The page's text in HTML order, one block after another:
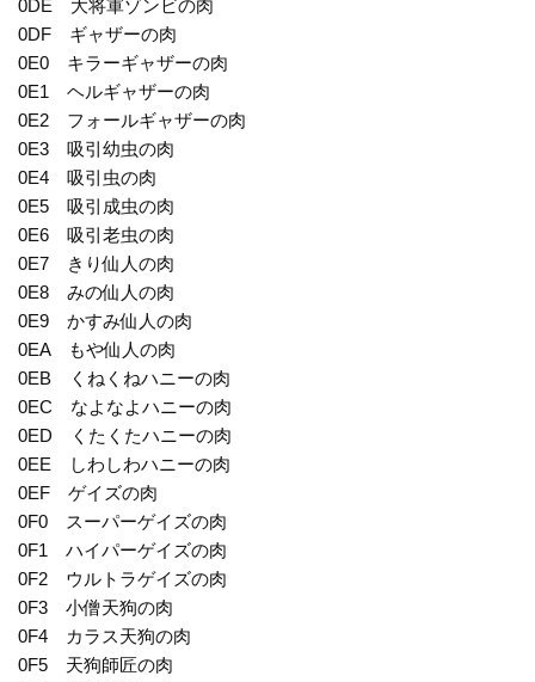
0DE 大将軍ゾンビの肉
0DF ギャザーの肉
0E0 キラーギャザーの肉
0E1 ヘルギャザーの肉
0E2 フォールギャザーの肉
0E3 吸引幼虫の肉
0E4 吸引虫の肉
0E5 吸引成虫の肉
0E6 吸引老虫の肉
0E7 きり仙人の肉
0E8 みの仙人の肉
0E9 かすみ仙人の肉
0EA もや仙人の肉
0EB くねくねハニーの肉
0EC なよなよハニーの肉
0ED くたくたハニーの肉
0EE しわしわハニーの肉
0EF ゲイズの肉
0F0 スーパーゲイズの肉
0F1 ハイパーゲイズの肉
0F2 ウルトラゲイズの肉
0F3 小僧天狗の肉
0F4 カラス天狗の肉
0F5 天狗師匠の肉